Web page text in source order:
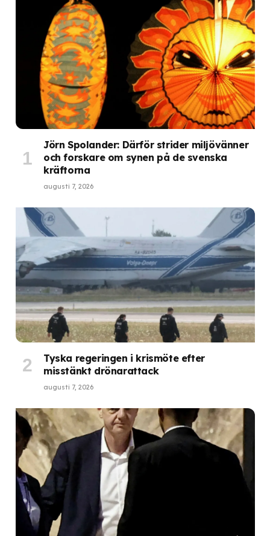
Jörn Spolander: Därför strider miljövänner
och forskare om synen på de svenska
kräftorna
augusti 7, 2026
Tyska regeringen i krismöte efter
misstänkt drönarattack
augusti 7, 2026